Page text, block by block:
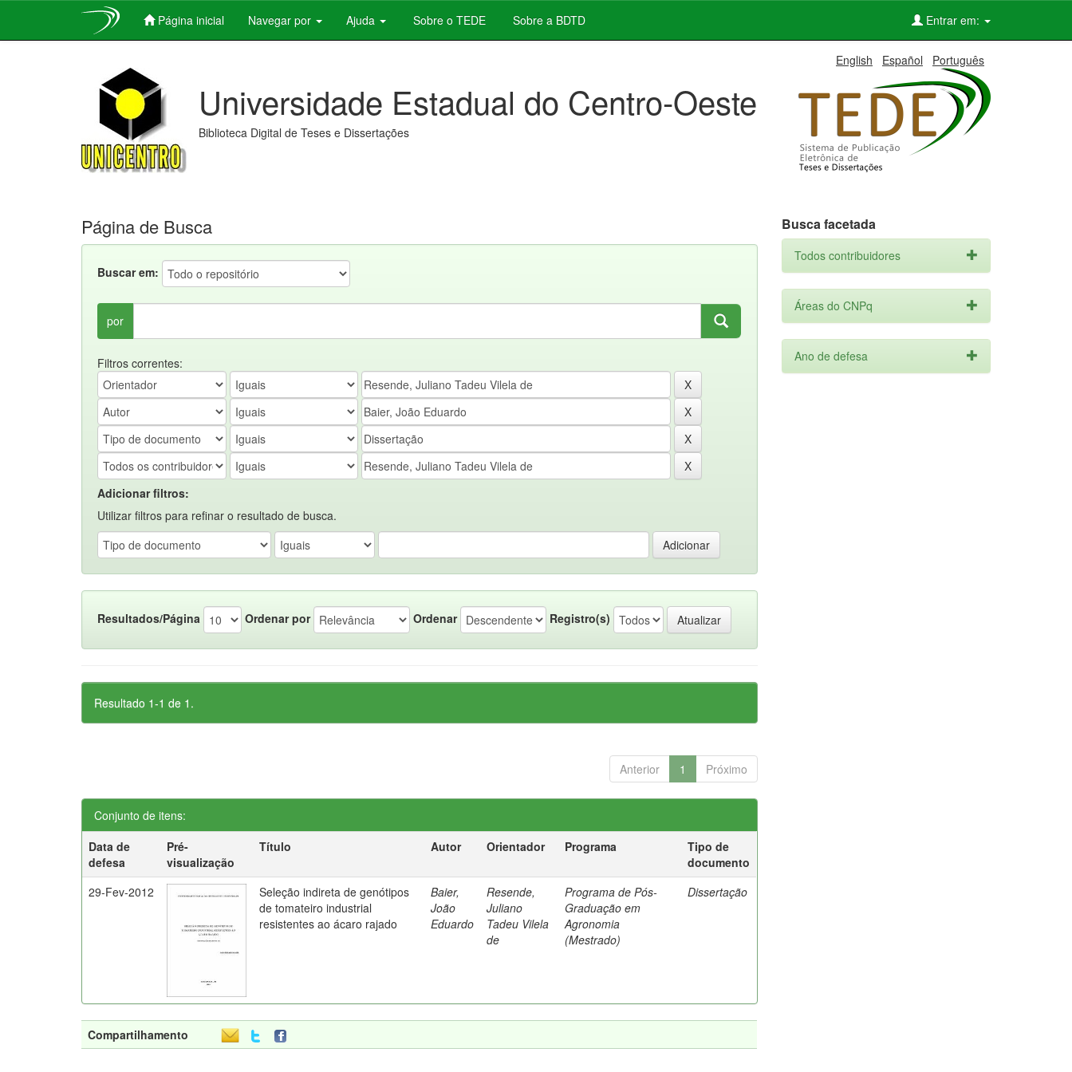
Página inicial Navegar por Ajuda Sobre o TEDE Sobre a BDTD Entrar em:
English Español Português
Universidade Estadual do Centro-Oeste
Biblioteca Digital de Teses e Dissertações
Página de Busca
Buscar em:
por
Filtros correntes:
Adicionar filtros:
Utilizar filtros para refinar o resultado de busca.
Resultados/Página Ordenar por Ordenar Registro(s)
Resultado 1-1 de 1.
Anterior 1 Próximo
Conjunto de itens:
Data de
defesa
Pré-
visualização
Título Autor Orientador Programa
Tipo de
documento
29-Fev-2012
Seleção indireta de genótipos
de tomateiro industrial
resistentes ao ácaro rajado
Baier,
João
Eduardo
Resende,
Juliano
Tadeu Vilela
de
Programa de Pós-
Graduação em
Agronomia
(Mestrado)
Dissertação
Compartilhamento
Busca facetada
Todos contribuidores
Áreas do CNPq
Ano de defesa